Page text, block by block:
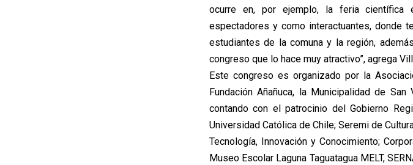
ocurre en, por ejemplo, la feria científica
espectadores y como interactuantes, donde
estudiantes de la comuna y la región,
congreso que lo hace muy atractivo”, agrega
Este congreso es organizado por la
Fundación Añañuca, la Municipalidad de
contando con el patrocinio del Gobierno
Universidad Católica de Chile; Seremi de
Tecnología, Innovación y Conocimiento;
Museo Escolar Laguna Taguatagua MELT,